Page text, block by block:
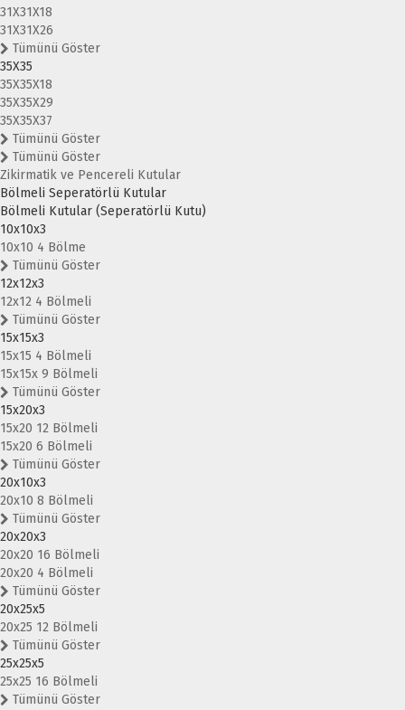
31X31X18
31X31X26
Tümünü Göster
35X35
35X35X18
35X35X29
35X35X37
Tümünü Göster
Tümünü Göster
Zikirmatik ve Pencereli Kutular
Bölmeli Seperatörlü Kutular
Bölmeli Kutular (Seperatörlü Kutu)
10x10x3
10x10 4 Bölme
Tümünü Göster
12x12x3
12x12 4 Bölmeli
Tümünü Göster
15x15x3
15x15 4 Bölmeli
15x15x 9 Bölmeli
Tümünü Göster
15x20x3
15x20 12 Bölmeli
15x20 6 Bölmeli
Tümünü Göster
20x10x3
20x10 8 Bölmeli
Tümünü Göster
20x20x3
20x20 16 Bölmeli
20x20 4 Bölmeli
Tümünü Göster
20x25x5
20x25 12 Bölmeli
Tümünü Göster
25x25x5
25x25 16 Bölmeli
Tümünü Göster